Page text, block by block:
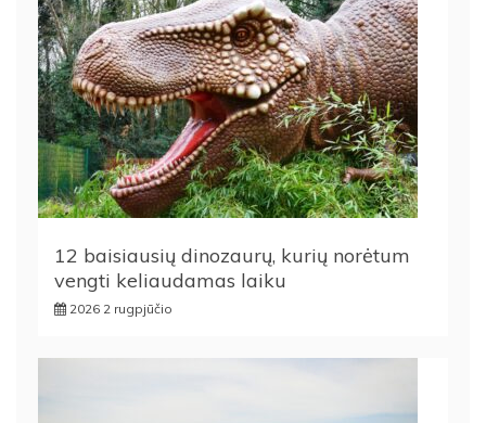
12 baisiausių dinozaurų, kurių norėtum
vengti keliaudamas laiku
2026 2 rugpjūčio